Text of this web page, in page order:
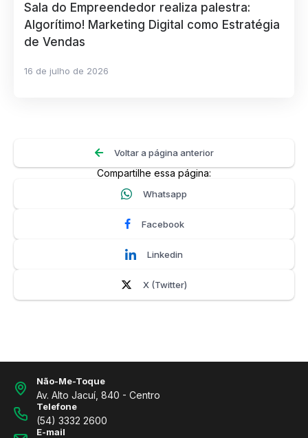
Sala do Empreendedor realiza palestra:
Algorítimo! Marketing Digital como Estratégia
de Vendas
16 de julho de 2026
Voltar a página anterior
Compartilhe essa página:
Whatsapp
Facebook
Linkedin
X (Twitter)
Não-Me-Toque
Av. Alto Jacuí, 840 - Centro
Telefone
(54) 3332 2600
E-mail